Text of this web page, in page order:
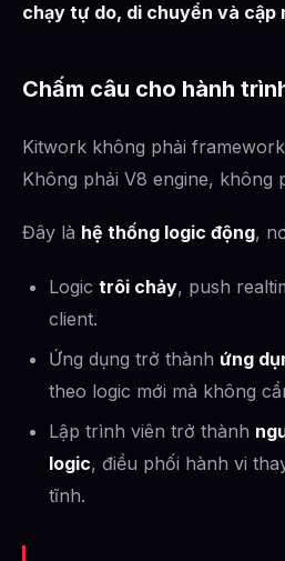
chạy tự do, di chuyển và
Chấm câu cho hành
Kitwork không phải
Không phải V8 engine, không
Đây là hệ thống logic động,
Logic trôi chảy, push
client.
Ứng dụng trở thành ứng
theo logic mới mà không
Lập trình viên trở thành
logic, điều phối hành vi
tĩnh.